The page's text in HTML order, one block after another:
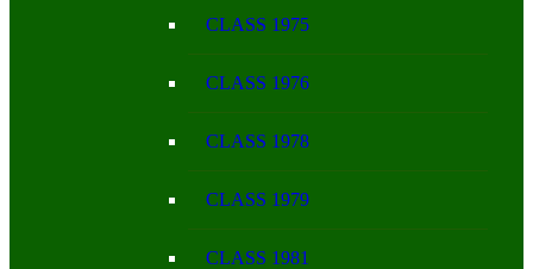
CLASS 1975
CLASS 1976
CLASS 1978
CLASS 1979
CLASS 1981